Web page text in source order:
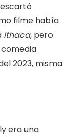
filme había
Ithaca, pero
2023, misma
era una